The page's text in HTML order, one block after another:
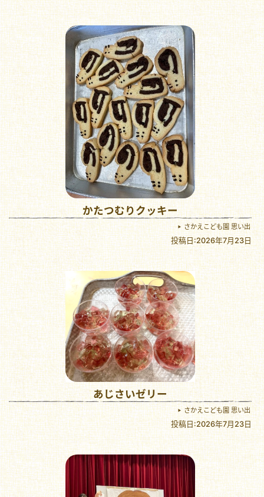
かたつむりクッキー
さかえこども園 思い出
投稿日:2026年7月23日
あじさいゼリー
さかえこども園 思い出
投稿日:2026年7月23日